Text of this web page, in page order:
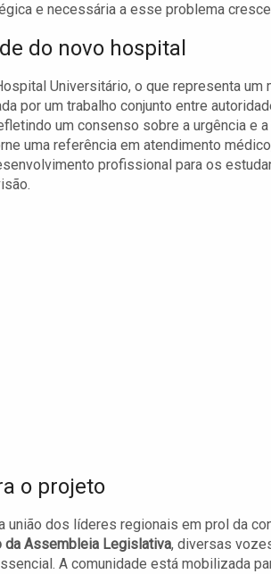
e necessária a esse problema
do novo hospital
Universitário, o que representa um
por um trabalho conjunto entre
um consenso sobre a urgência e
uma referência em atendimento
profissional para os
o projeto
dos líderes regionais em prol da
da Assembleia Legislativa, diversas
A comunidade está mobilizada